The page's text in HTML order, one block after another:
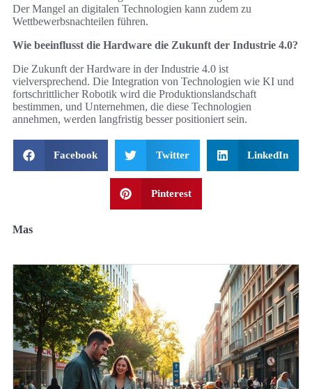
Der Mangel an digitalen Technologien kann zudem zu
Wettbewerbsnachteilen führen.
Wie beeinflusst die Hardware die Zukunft der Industrie 4.0?
Die Zukunft der Hardware in der Industrie 4.0 ist
vielversprechend. Die Integration von Technologien wie KI und
fortschrittlicher Robotik wird die Produktionslandschaft
bestimmen, und Unternehmen, die diese Technologien
annehmen, werden langfristig besser positioniert sein.
Facebook Twitter LinkedIn
Pinterest
Mas